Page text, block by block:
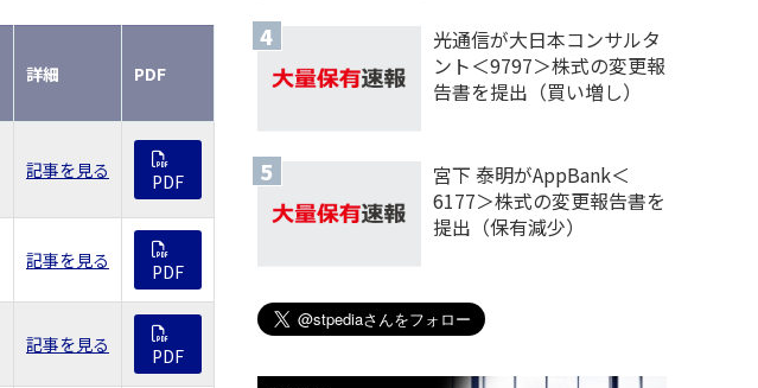
詳細 PDF
記事を見る PDF
記事を見る PDF
記事を見る PDF
光通信が大日本コンサルタ
ント＜9797＞株式の変更報
告書を提出（買い増し）
宮下 泰明がAppBank＜
6177＞株式の変更報告書を
提出（保有減少）